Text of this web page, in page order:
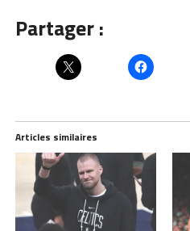
Partager :
Articles similaires